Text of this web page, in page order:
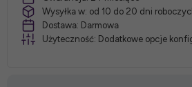
*
Wysyłka w: od 10 do 20 dni
Dostawa: Darmowa
Użyteczność: Dodatkowe opcje